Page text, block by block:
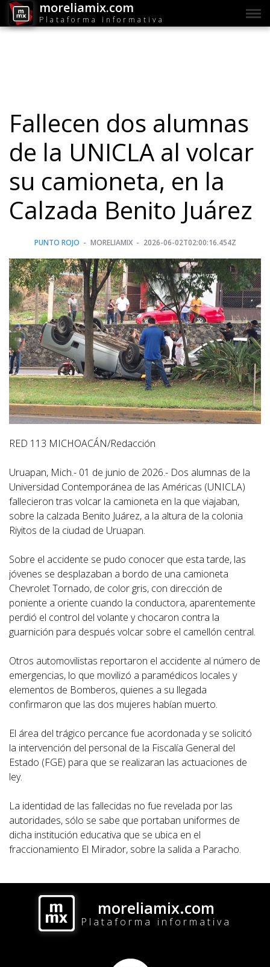
moreliamix.com
Plataforma informativa
Fallecen dos alumnas
de la UNICLA al volcar
su camioneta, en la
Calzada Benito Juárez
PUNTO ROJO MORELIAMIX 2026-06-02T02:00:16.454Z
RED 113 MICHOACÁN/Redacción
Uruapan, Mich.- 01 de junio de 2026.- Dos alumnas de la
Universidad Contemporánea de las Américas (UNICLA)
fallecieron tras volcar la camioneta en la que viajaban,
sobre la calzada Benito Juárez, a la altura de la colonia
Riyitos de la ciudad de Uruapan.
Sobre el accidente se pudo conocer que esta tarde, las
jóvenes se desplazaban a bordo de una camioneta
Chevrolet Tornado, de color gris, con dirección de
poniente a oriente cuando la conductora, aparentemente
perdió el control del volante y chocaron contra la
guarnición para después volcar sobre el camellón central.
Otros automovilistas reportaron el accidente al número de
emergencias, lo que movilizó a paramédicos locales y
elementos de Bomberos, quienes a su llegada
confirmaron que las dos mujeres habían muerto.
El área del trágico percance fue acordonada y se solicitó
la intervención del personal de la Fiscalía General del
Estado (FGE) para que se realizaran las actuaciones de
ley.
La identidad de las fallecidas no fue revelada por las
autoridades, sólo se sabe que portaban uniformes de
dicha institución educativa que se ubica en el
fraccionamiento El Mirador, sobre la salida a Paracho.
moreliamix.com
Plataforma informativa